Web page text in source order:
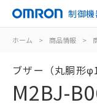
制御機
ホーム > 商品情報 >
ブザー（丸胴形
M2BJ-